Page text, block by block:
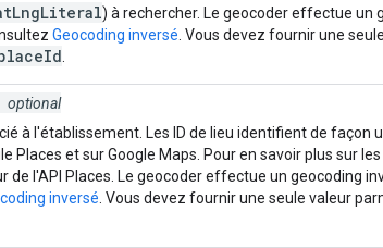
) à rechercher. Le geocoder effectue un
Geocoding inversé . Vous devez fournir une
optional
à l'établissement. Les ID de lieu identifient de façon
Places et sur Google Maps. Pour en savoir plus sur les
de l'API Places. Le geocoder effectue un geocoding
inversé . Vous devez fournir une seule valeur